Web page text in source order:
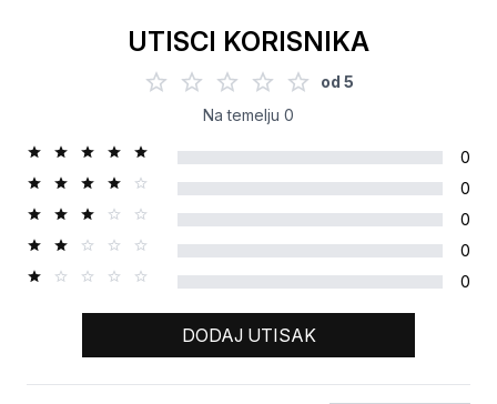
UTISCI KORISNIKA
od 5
Na temelju 0
0
0
0
0
0
DODAJ UTISAK